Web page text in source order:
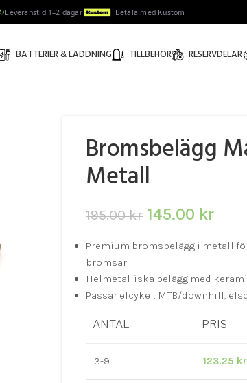
Leveranstid 1–2 dagar Betala med Kustom
BATTERIER & LADDNING TILLBEHÖR RESERVDELAR
Bromsbelägg
Metall
195.00kr 145.00 kr
Premium bromsbelägg i metall
bromsar
Helmetalliska belägg med
Passar elcykel, MTB/downhill,
ANTAL PRIS
3-9 123.25 kr